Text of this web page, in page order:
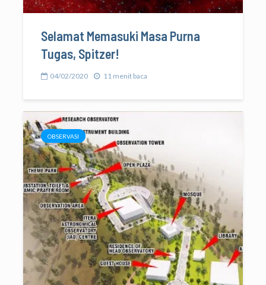
Selamat Memasuki Masa Purna
Tugas, Spitzer!
04/02/2020 11 menit baca
OBSERVASI